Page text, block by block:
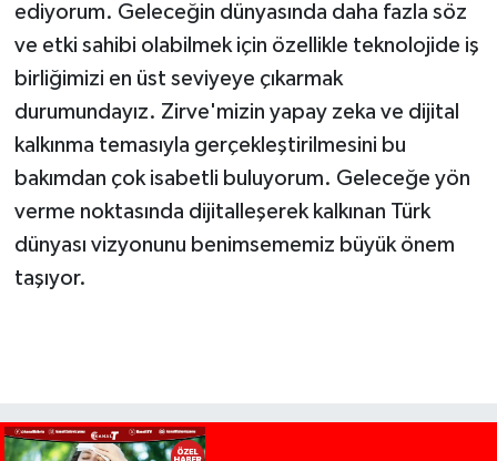
ediyorum. Geleceğin dünyasında daha fazla söz
ve etki sahibi olabilmek için özellikle teknolojide iş
birliğimizi en üst seviyeye çıkarmak
durumundayız. Zirve'mizin yapay zeka ve dijital
kalkınma temasıyla gerçekleştirilmesini bu
bakımdan çok isabetli buluyorum. Geleceğe yön
verme noktasında dijitalleşerek kalkınan Türk
dünyası vizyonunu benimsememiz büyük önem
taşıyor.